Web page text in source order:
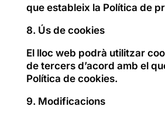
que estableix la Política de
8. Ús de cookies
El lloc web podrà utilitzar
de tercers d’acord amb el
Política de cookies.
9. Modificacions